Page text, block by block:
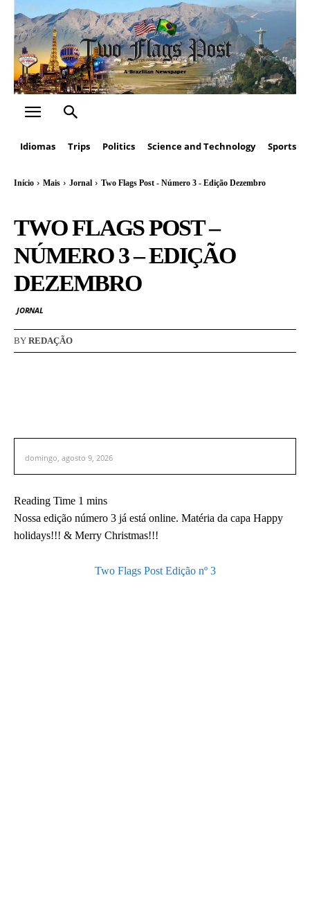
Idiomas Trips Politics Science and Technology Sports
Início Mais Jornal Two Flags Post - Número 3 - Edição Dezembro
TWO FLAGS POST –
NÚMERO 3 – EDIÇÃO
DEZEMBRO
JORNAL
BY REDAÇÃO
domingo, agosto 9, 2026
Nossa edição número 3 já está online. Matéria da capa Happy
holidays!!! & Merry Christmas!!!
Two Flags Post Edição nº 3